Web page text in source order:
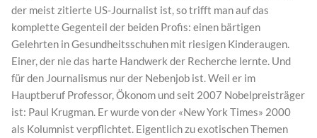
der meist zitierte US-Journalist ist, so trifft man auf das
komplette Gegenteil der beiden Profis: einen bärtigen
Gelehrten in Gesundheitsschuhen mit riesigen Kinderaugen.
Einer, der nie das harte Handwerk der Recherche lernte. Und
für den Journalismus nur der Nebenjob ist. Weil er im
Hauptberuf Professor, Ökonom und seit 2007 Nobelpreisträger
ist: Paul Krugman. Er wurde von der «New York Times» 2000
als Kolumnist verpflichtet. Eigentlich zu exotischen Themen